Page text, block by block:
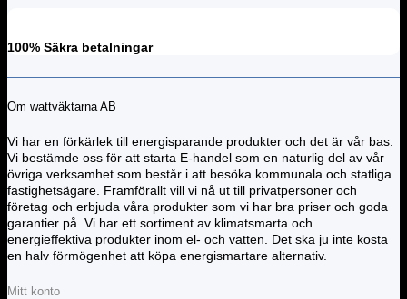
100% Säkra betalningar
Om wattväktarna AB
Vi har en förkärlek till energisparande produkter och det är vår bas.
Vi bestämde oss för att starta E-handel som en naturlig del av vår
övriga verksamhet som består i att besöka kommunala och statliga
fastighetsägare. Framförallt vill vi nå ut till privatpersoner och
företag och erbjuda våra produkter som vi har bra priser och goda
garantier på. Vi har ett sortiment av klimatsmarta och
energieffektiva produkter inom el- och vatten. Det ska ju inte kosta
en halv förmögenhet att köpa energismartare alternativ.
Mitt konto